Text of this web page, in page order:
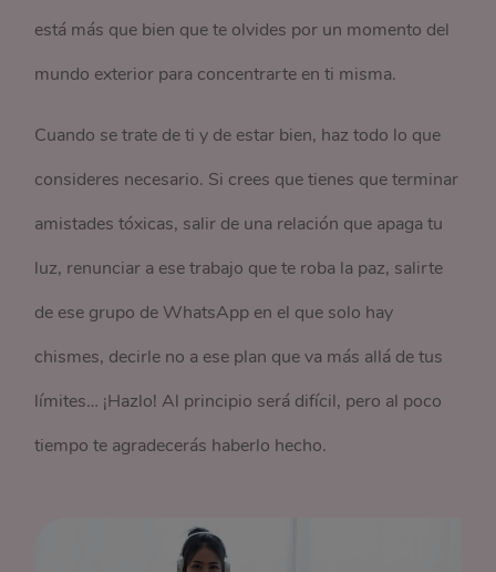
está más que bien que te olvides por un momento del
mundo exterior para concentrarte en ti misma.
Cuando se trate de ti y de estar bien, haz todo lo que
consideres necesario. Si crees que tienes que terminar
amistades tóxicas, salir de una relación que apaga tu
luz, renunciar a ese trabajo que te roba la paz, salirte
de ese grupo de WhatsApp en el que solo hay
chismes, decirle no a ese plan que va más allá de tus
límites… ¡Hazlo! Al principio será difícil, pero al poco
tiempo te agradecerás haberlo hecho.